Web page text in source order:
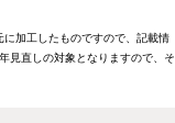
加工したものですので、記載情
見直しの対象となりますので、そ